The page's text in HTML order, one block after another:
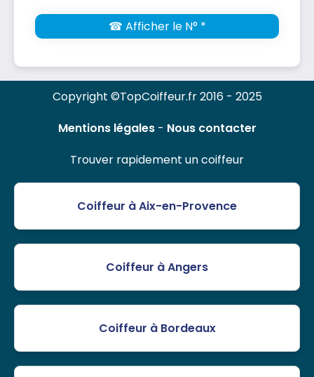
☎ Afficher le N° *
Copyright ©TopCoiffeur.fr 2016 - 2025
Mentions légales- Nous contacter
Trouver rapidement un coiffeur
Coiffeur à Aix-en-Provence
Coiffeur à Angers
Coiffeur à Bordeaux